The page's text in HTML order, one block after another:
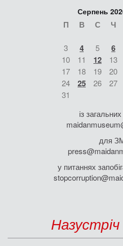
Серпень
П В С Ч
3 4 5 6
10
11 12 13
17
18 19 20
24
25 26 27
31
із
для
у питаннях